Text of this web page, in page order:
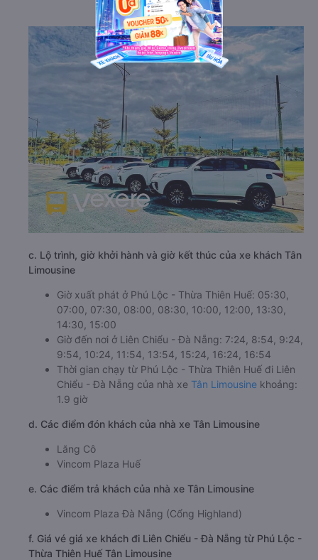
c. Lộ trình, giờ khởi hành và giờ kết thúc của xe khách Tân
Limousine
Giờ xuất phát ở Phú Lộc - Thừa Thiên Huế: 05:30,
07:00, 07:30, 08:00, 08:30, 10:00, 12:00, 13:30,
14:30, 15:00
Giờ đến nơi ở Liên Chiểu - Đà Nẵng: 7:24, 8:54, 9:24,
9:54, 10:24, 11:54, 13:54, 15:24, 16:24, 16:54
Thời gian chạy từ Phú Lộc - Thừa Thiên Huế đi Liên
Chiểu - Đà Nẵng của nhà xe Tân Limousine khoảng:
1.9 giờ
d. Các điểm đón khách của nhà xe Tân Limousine
Lăng Cô
Vincom Plaza Huế
e. Các điểm trả khách của nhà xe Tân Limousine
Vincom Plaza Đà Nẵng (Cổng Highland)
f. Giá vé giá xe khách đi Liên Chiểu - Đà Nẵng từ Phú Lộc -
Thừa Thiên Huế Tân Limousine